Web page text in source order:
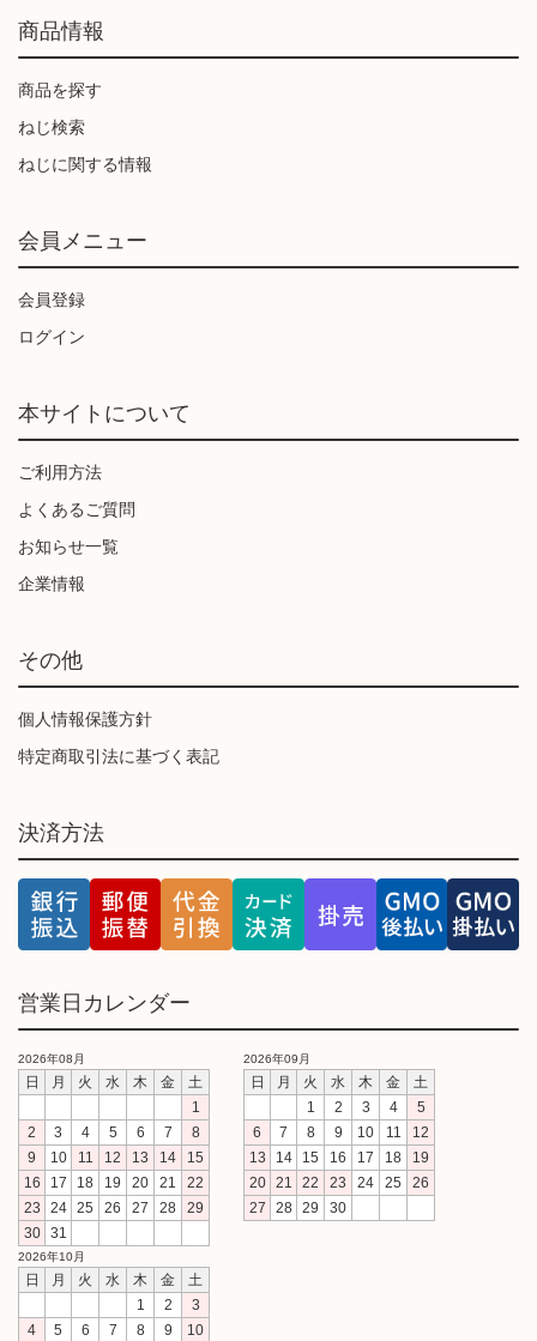
商品情報
商品を探す
ねじ検索
ねじに関する情報
会員メニュー
会員登録
ログイン
本サイトについて
ご利用方法
よくあるご質問
お知らせ一覧
企業情報
その他
個人情報保護方針
特定商取引法に基づく表記
決済方法
営業日カレンダー
2026年08月
日 月 火 水 木 金
土
1
2
3 4 5 6 7
8
9
10 11 12 13 14
15
16
17 18 19 20 21
22
23
24 25 26 27 28
29
30
31
2026年09月
日 月 火 水 木 金
土
1
2 3 4
5
6
7 8 9 10 11
12
13
14 15 16 17 18
19
20
21 22 23 24 25
26
27
28 29 30
2026年10月
日 月 火 水 木 金
土
1
2
3
4
5 6 7 8 9 10